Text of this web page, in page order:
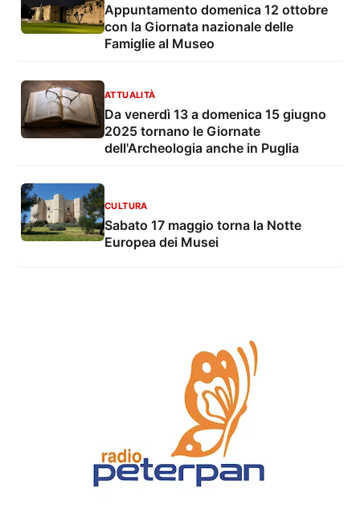
Appuntamento domenica 12 ottobre
con la Giornata nazionale delle
Famiglie al Museo
ATTUALITÀ
Da venerdì 13 a domenica 15 giugno
2025 tornano le Giornate
dell'Archeologia anche in Puglia
CULTURA
Sabato 17 maggio torna la Notte
Europea dei Musei